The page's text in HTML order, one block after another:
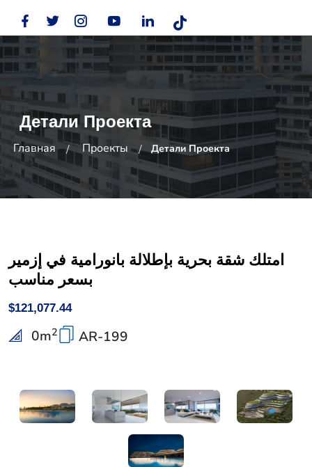
Детали Проекта
Главная Проекты Детали Проекта
امتلك شقة بحرية بإطلالة بانورامية في إزمير
بسعر مناسب
$121,077.44
0m2 AR-199